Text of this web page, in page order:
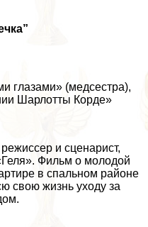
глазами» (медсестра),
Шарлотты Корде»
и сценарист,
Фильм о молодой
в спальном районе
свою жизнь уходу за